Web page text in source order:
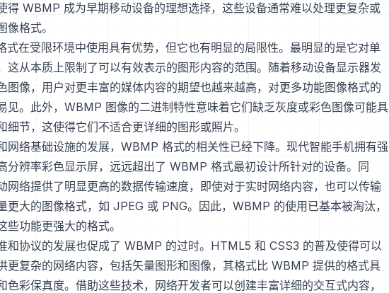
得 WBMP 成为早期移动设备的理想选择，这些设备通常难以处理更复杂或
像格式。
式在受限环境中使用具有优势，但它也有明显的局限性。最明显的是它对单
这从本质上限制了可以有效表示的图形内容的范围。随着移动设备显示器发
图像，用户对更丰富的媒体内容的期望也越来越高，对更多功能图像格式的
见。此外，WBMP 图像的二进制特性意味着它们缺乏灰度或彩色图像可能具
细节，这使得它们不适合更详细的图形或照片。
网络基础设施的发展，WBMP 格式的相关性已经下降。现代智能手机拥有强
分辨率彩色显示屏，远远超出了 WBMP 格式最初设计所针对的设备。同
网络提供了明显更高的数据传输速度，即使对于实时网络内容，也可以传输
更大的图像格式，如 JPEG 或 PNG。因此，WBMP 的使用已基本被淘汰，
些功能更强大的格式。
和协议的发展也促成了 WBMP 的过时。HTML5 和 CSS3 的普及使得可以
更复杂的网络内容，包括矢量图形和图像，其格式比 WBMP 提供的格式具
色彩保真度。借助这些技术，网络开发者可以创建丰富详细的交互式内容，